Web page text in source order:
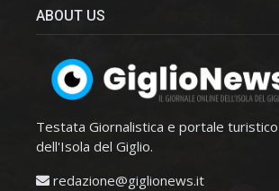
ABOUT US
Testata Giornalistica e portale
dell'Isola del Giglio.
redazione@giglionews.it